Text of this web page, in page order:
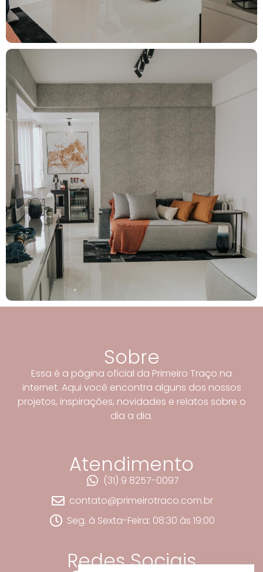
Sobre
Essa é a página oficial da Primeiro Traço na
internet. Aqui você encontra alguns dos nossos
projetos, inspirações, novidades e relatos sobre o
dia a dia.
Atendimento
(31) 9 8257-0097
contato@primeirotraco.com.br
Seg. à Sexta-Feira: 08:30 às 19:00
Redes Sociais